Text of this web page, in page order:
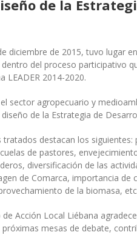
de la
diciembre de 2015, tuvo lugar
del proceso participativo
LEADER 2014-2020.
sector agropecuario y
de la Estrategia de
tratados destacan los
de pastores,
diversificación de las
de Comarca, importancia de
de la biomasa,
de Acción Local Liébana
próximas mesas de debate,